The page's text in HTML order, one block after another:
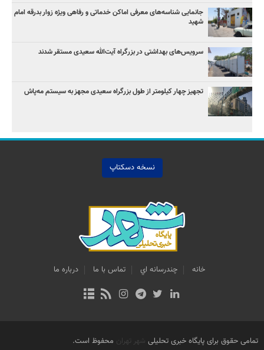
جانمایی شناسه‌های معرفی اماکن خدماتی و رفاهی ویژه زوار بدرقه امام
شهید
سرویس‌های بهداشتی در بزرگراه آیت‌الله سعیدی مستقر شدند
تجهیز چهار کیلومتر از طول بزرگراه سعیدی مجهز به سیستم مه‌پاش
نسخه دسکتاپ
خانه چندرسانه اي تماس با ما درباره ما
تمامی حقوق برای پایگاه خبری تحلیلی شهر تهران محفوظ است.